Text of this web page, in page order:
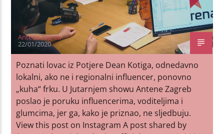
Antena Zagreb
22/01/2020
Poznati lovac iz Potjere Dean Kotiga, odnedavno
lokalni, ako ne i regionalni influencer, ponovno
„kuha“ frku. U Jutarnjem showu Antene Zagreb
poslao je poruku influencerima, voditeljima i
glumcima, jer ga, kako je priznao, ne sljedbuju.
View this post on Instagram A post shared by